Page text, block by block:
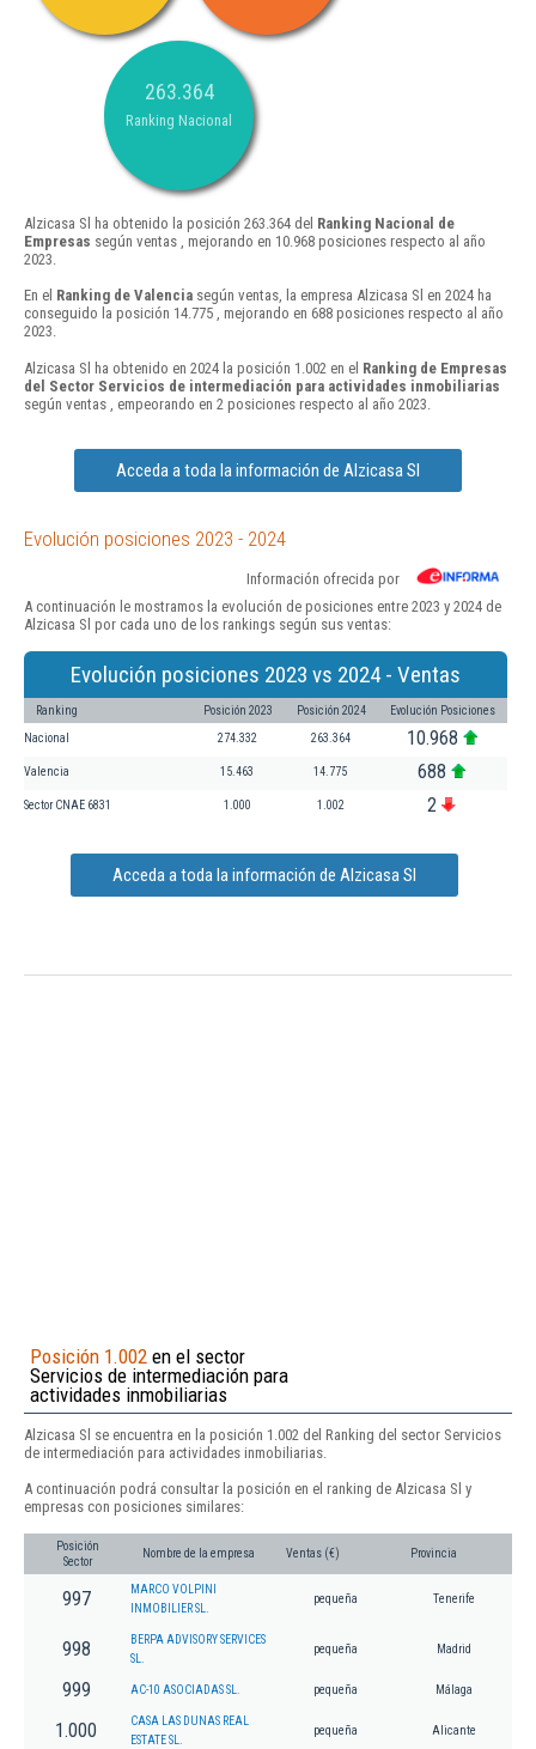
263.364
Ranking Nacional
Alzicasa Sl ha obtenido la posición 263.364 del Ranking Nacional de
Empresas según ventas , mejorando en 10.968 posiciones respecto al año
2023.
En el Ranking de Valencia según ventas, la empresa Alzicasa Sl en 2024 ha
conseguido la posición 14.775 , mejorando en 688 posiciones respecto al año
2023.
Alzicasa Sl ha obtenido en 2024 la posición 1.002 en el Ranking de Empresas
del Sector Servicios de intermediación para actividades inmobiliarias
según ventas , empeorando en 2 posiciones respecto al año 2023.
Acceda a toda la información de Alzicasa Sl
Evolución posiciones 2023 - 2024
Información ofrecida por
A continuación le mostramos la evolución de posiciones entre 2023 y 2024 de
Alzicasa Sl por cada uno de los rankings según sus ventas:
Evolución posiciones 2023 vs 2024 - Ventas
Ranking Posición 2023 Posición 2024 Evolución Posiciones
Nacional 274.332 263.364 10.968
Valencia 15.463 14.775 688
Sector CNAE 6831 1.000 1.002 2
Acceda a toda la información de Alzicasa Sl
Posición 1.002 en el sector
Servicios de intermediación para
actividades inmobiliarias
Alzicasa Sl se encuentra en la posición 1.002 del Ranking del sector Servicios
de intermediación para actividades inmobiliarias.
A continuación podrá consultar la posición en el ranking de Alzicasa Sl y
empresas con posiciones similares:
Posición
Sector
Nombre de la empresa Ventas (€) Provincia
997
MARCO VOLPINI
INMOBILIER SL.
pequeña Tenerife
998
BERPA ADVISORY SERVICES
SL.
pequeña Madrid
999 AC-10 ASOCIADAS SL. pequeña Málaga
1.000
CASA LAS DUNAS REAL
ESTATE SL.
pequeña Alicante